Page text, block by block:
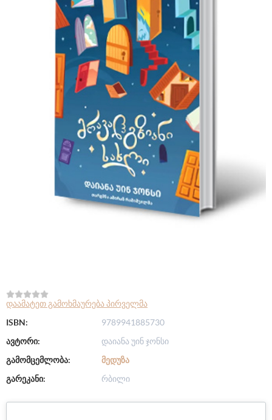
დაამატეთ გამოხმაურება პირველმა
ISBN:
9789941885730
ავტორი:
დაიანა უინ ჯონსი
გამომცემლობა:
ᲛᲔᲓᲣᲖᲐ
გარეკანი:
რბილი